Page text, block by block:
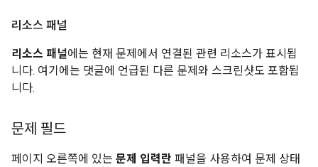
리소스 패널
리소스 패널에는 현재 문제에서 연결된 관련 리소스가 표시됩
니다. 여기에는 댓글에 언급된 다른 문제와 스크린샷도 포함됩
니다.
문제 필드
페이지 오른쪽에 있는 문제 입력란 패널을 사용하여 문제 상태